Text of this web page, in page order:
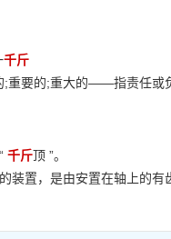
千斤
重要的;重大的——指责任或
千斤顶 ”。
装置，是由安置在轴上的有